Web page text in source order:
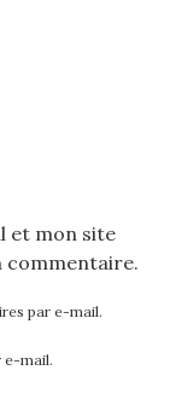
et mon site
commentaire.
par e-mail.
e-mail.